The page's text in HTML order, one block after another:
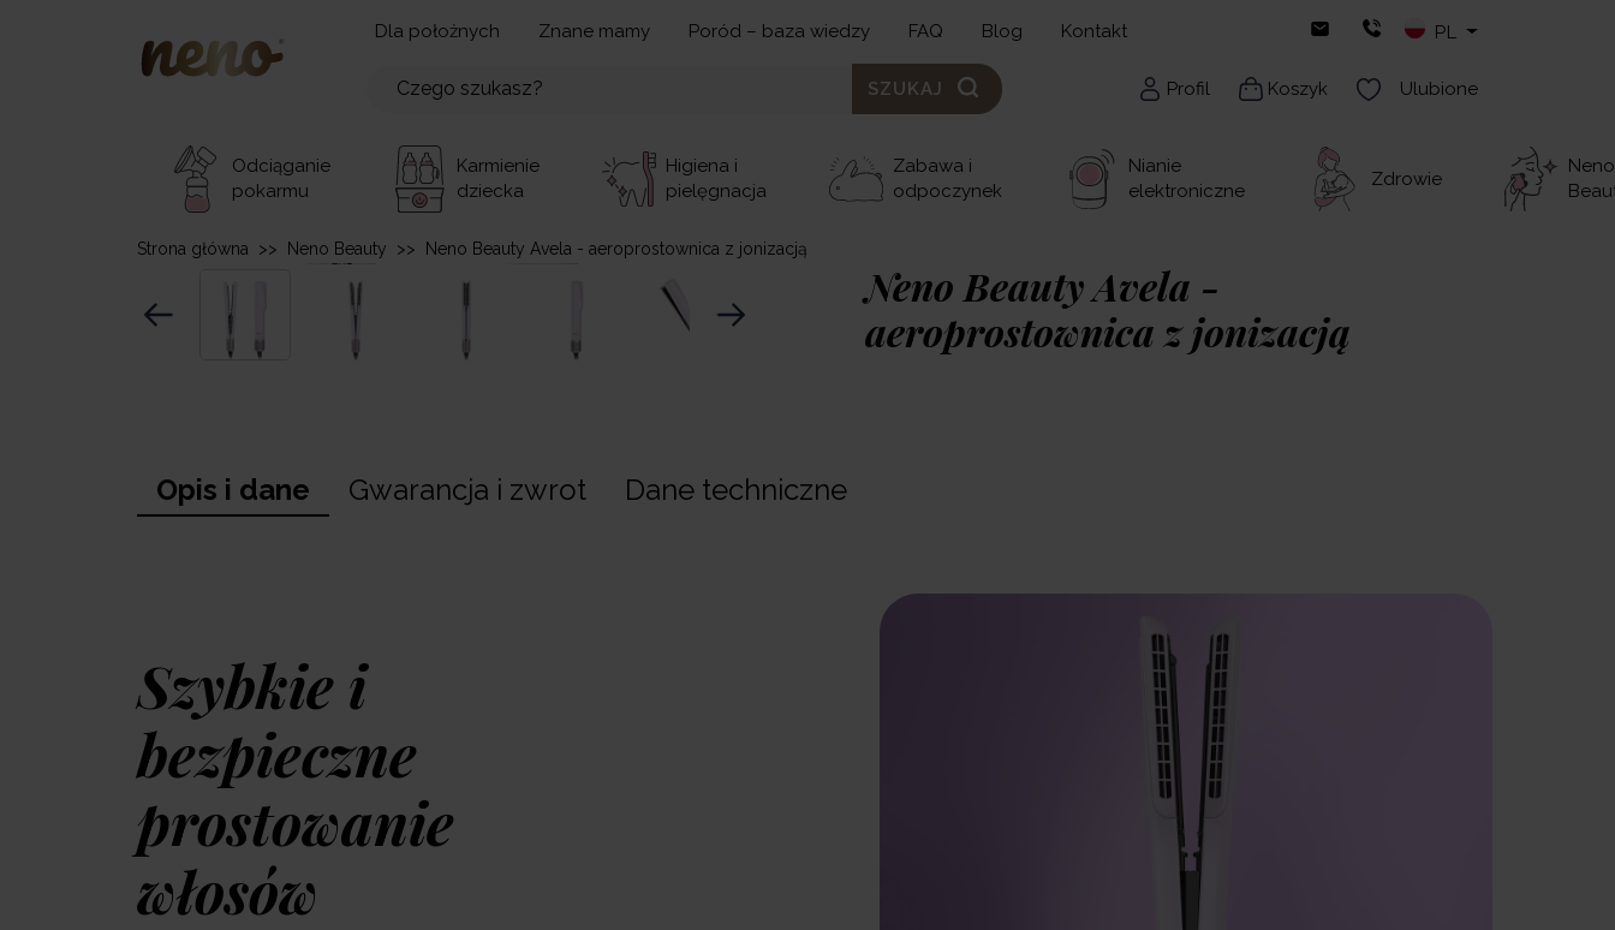
Dla położnych Znane mamy Poród – baza wiedzy FAQ Blog Kontakt PL
SZUKAJ Profil Koszyk Ulubione
Odciąganie
pokarmu
Karmienie
dziecka
Higiena i
pielęgnacja
Zabawa i
odpoczynek
Nianie
elektroniczne
Zdrowie
Neno
Strona główna >> Neno Beauty >> Neno Beauty Avela - aeroprostownica z jonizacją
Neno Beauty Avela -
aeroprostownica z jonizacją
alternatywą dla klasycznych prostownic i sprawdzi się zarówno na
mokrych, jak i suchych włosach. Funkcja pamięci, 2 tryby pracy, 3
poziomy prędkości nawiewu oraz automatyczne wyłączanie
gwarantują wygodę i pełną kontrolę podczas codziennej stylizacji.
Czas realizacji zamówienia 1 dzien roboczy
Opis i dane Gwarancja i zwrot Dane techniczne
Szybkie i
bezpieczne
prostowanie
włosów